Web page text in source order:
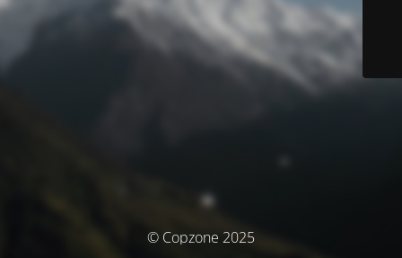
© Copzone 2025